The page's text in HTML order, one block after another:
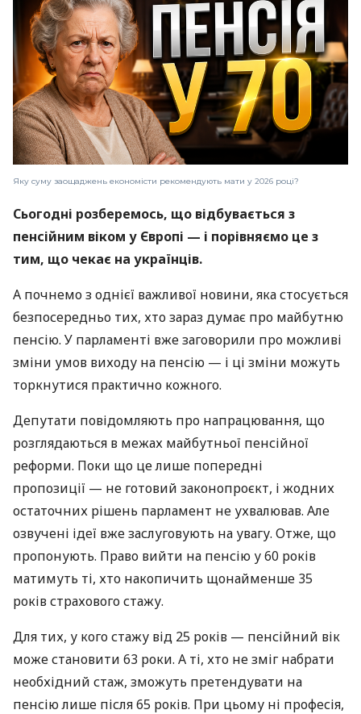
Яку суму заощаджень економісти рекомендують мати у 2026 році?
Сьогодні розберемось, що відбувається з
пенсійним віком у Європі — і порівняємо це з
тим, що чекає на українців.
А почнемо з однієї важливої новини, яка стосується
безпосередньо тих, хто зараз думає про майбутню
пенсію. У парламенті вже заговорили про можливі
зміни умов виходу на пенсію — і ці зміни можуть
торкнутися практично кожного.
Депутати повідомляють про напрацювання, що
розглядаються в межах майбутньої пенсійної
реформи. Поки що це лише попередні
пропозиції — не готовий законопроєкт, і жодних
остаточних рішень парламент не ухвалював. Але
озвучені ідеї вже заслуговують на увагу. Отже, що
пропонують. Право вийти на пенсію у 60 років
матимуть ті, хто накопичить щонайменше 35
років страхового стажу.
Для тих, у кого стажу від 25 років — пенсійний вік
може становити 63 роки. А ті, хто не зміг набрати
необхідний стаж, зможуть претендувати на
пенсію лише після 65 років. При цьому ні професія,